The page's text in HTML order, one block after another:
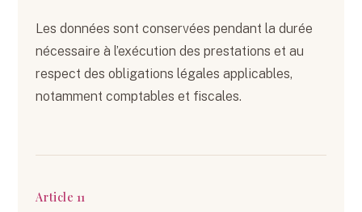
Les données sont conservées pendant la durée
nécessaire à l’exécution des prestations et au
respect des obligations légales applicables,
notamment comptables et fiscales.
Article 11